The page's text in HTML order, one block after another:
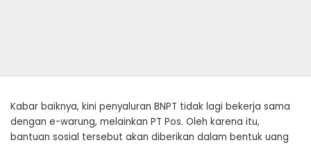
Kabar baiknya, kini penyaluran BNPT tidak lagi bekerja sama
dengan e-warung, melainkan PT Pos. Oleh karena itu,
bantuan sosial tersebut akan diberikan dalam bentuk uang